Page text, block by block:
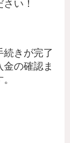
い！
きが完了
の確認ま